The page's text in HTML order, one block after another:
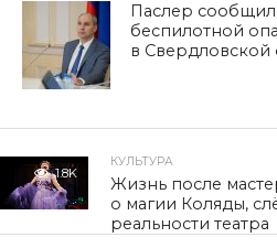
Паслер
беспилотной
в Свердловской
1.8K
КУЛЬТУРА
Жизнь после
о магии Коляды,
реальности театра